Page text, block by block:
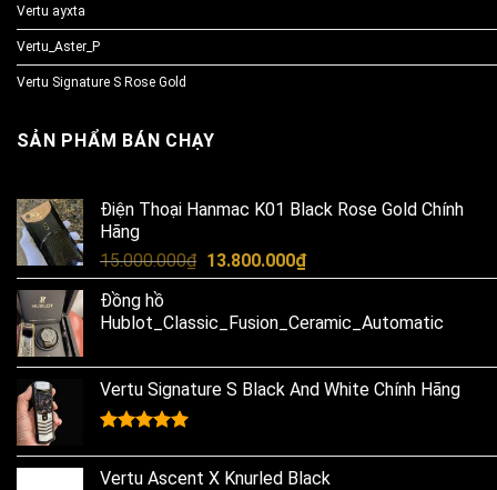
Vertu ayxta
Vertu_Aster_P
Vertu Signature S Rose Gold
SẢN PHẨM BÁN CHẠY
Điện Thoại Hanmac K01 Black Rose Gold Chính
Hãng
15.000.000₫ Original
price
15.000.000₫.
13.800.000₫Current
price
13.800.000₫.
Đồng hồ
Hublot_Classic_Fusion_Ceramic_Automatic
Vertu Signature S Black And White Chính Hãng
Vertu Ascent X Knurled Black